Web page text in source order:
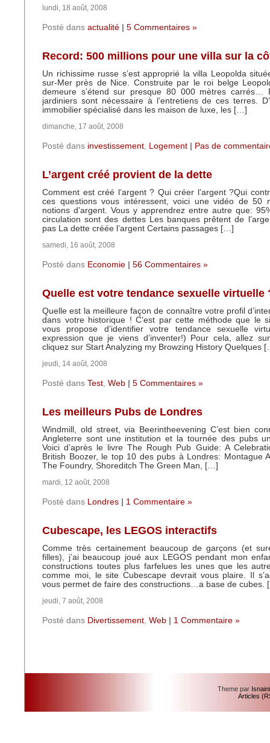
lundi, 18 août, 2008
Posté dans actualité 5 Commentaires »
Record: 500 millions pour une villa sur la
Un richissime russe s’est approprié la villa Leopolda
sur-Mer près de Nice. Construite par le roi belge
demeure s’étend sur presque 80 000 mètres carrés…
jardiniers sont nécessaire à l’entretiens de ces terres.
immobilier spécialisé dans les maison de luxe, les […]
dimanche, 17 août, 2008
Posté dans investissement, Logement Pas de
L’argent créé provient de la dette
Comment est créé l‘argent ? Qui créer l’argent ?Qui
ces questions vous intéressent, voici une vidéo de 50
notions d’argent. Vous y apprendrez entre autre que:
circulation sont des dettes Les banques prêtent de
pas La dette créée l’argent Certains passages […]
samedi, 16 août, 2008
Posté dans Economie 56 Commentaires »
Quelle est votre tendance sexuelle virtuelle
Quelle est la meilleure façon de connaître votre profil
dans votre historique ! C’est par cette méthode que le
vous propose d’identifier votre tendance sexuelle
expression que je viens d’inventer!) Pour cela, allez
cliquez sur Start Analyzing my Browzing History Quelques
jeudi, 14 août, 2008
Posté dans Test, Web 5 Commentaires »
Les meilleurs Pubs de Londres
Windmill, old street, via Beerintheevening C’est bien
Angleterre sont une institution et la tournée des pubs
Voici d’après le livre The Rough Pub Guide: A
British Boozer, le top 10 des pubs à Londres: Montague
The Foundry, Shoreditch The Green Man, […]
mardi, 12 août, 2008
Posté dans Londres 1 Commentaire »
Cubescape, les LEGOS interactifs
Comme très certainement beaucoup de garçons (et
filles), j’ai beaucoup joué aux LEGOS pendant mon
constructions toutes plus farfelues les unes que les
comme moi, le site Cubescape devrait vous plaire. Il
vous permet de faire des constructions…a base de cubes.
jeudi, 7 août, 2008
Posté dans Divertissement, Web 1 Commentaire »
Theme par
Articles